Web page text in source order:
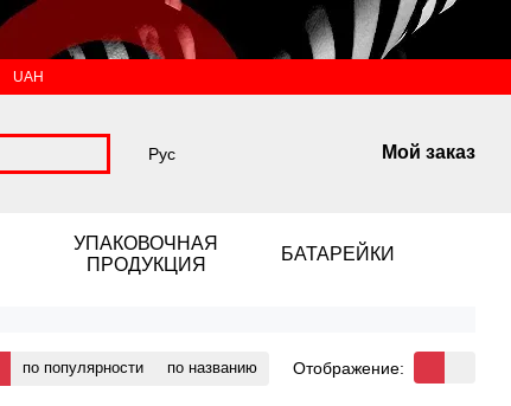
UAH
Рус Мой заказ
УПАКОВОЧНАЯ
ПРОДУКЦИЯ
БАТАРЕЙКИ
по популярности по названию Отображение: